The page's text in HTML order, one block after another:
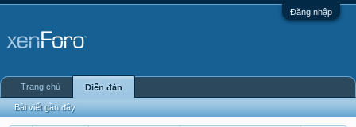
Đăng nhập
Trang chủ Diễn đàn
Bài viết gần đây